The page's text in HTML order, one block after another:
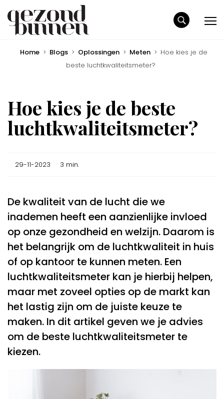
Home > Blogs > Oplossingen > Meten > Hoe kies je de
beste luchtkwaliteitsmeter?
Hoe kies je de beste
luchtkwaliteitsmeter?
29-11-2023 3 min.
De kwaliteit van de lucht die we
inademen heeft een aanzienlijke invloed
op onze gezondheid en welzijn. Daarom is
het belangrijk om de luchtkwaliteit in huis
of op kantoor te kunnen meten. Een
luchtkwaliteitsmeter kan je hierbij helpen,
maar met zoveel opties op de markt kan
het lastig zijn om de juiste keuze te
maken. In dit artikel geven we je advies
om de beste luchtkwaliteitsmeter te
kiezen.